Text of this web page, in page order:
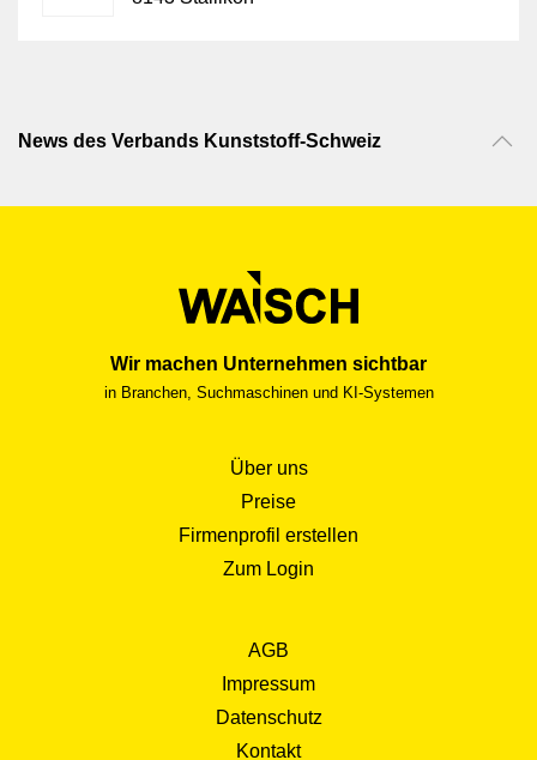
News des Verbands Kunststoff-Schweiz
Wir machen Unternehmen sichtbar
in Branchen, Suchmaschinen und KI-Systemen
Über uns
Preise
Firmenprofil erstellen
Zum Login
AGB
Impressum
Datenschutz
Kontakt